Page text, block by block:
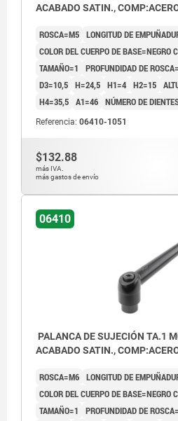
ACABADO SATIN.,
ROSCA=M5 LONGITUD DE
COLOR DEL CUERPO DE BASE=NEGRO
TAMAÑO=1
PROFUNDIDAD DE
D3=10,5 H=24,5 H1=4 H2=15
H4=35,5 A1=46 NÚMERO DE
Referencia: 06410-1051
$132.88
más IVA.
más gastos de envío
06410
PALANCA DE SUJECIÓN TA.1
ACABADO SATIN.,
ROSCA=M6 LONGITUD DE
COLOR DEL CUERPO DE BASE=NEGRO
TAMAÑO=1
PROFUNDIDAD DE